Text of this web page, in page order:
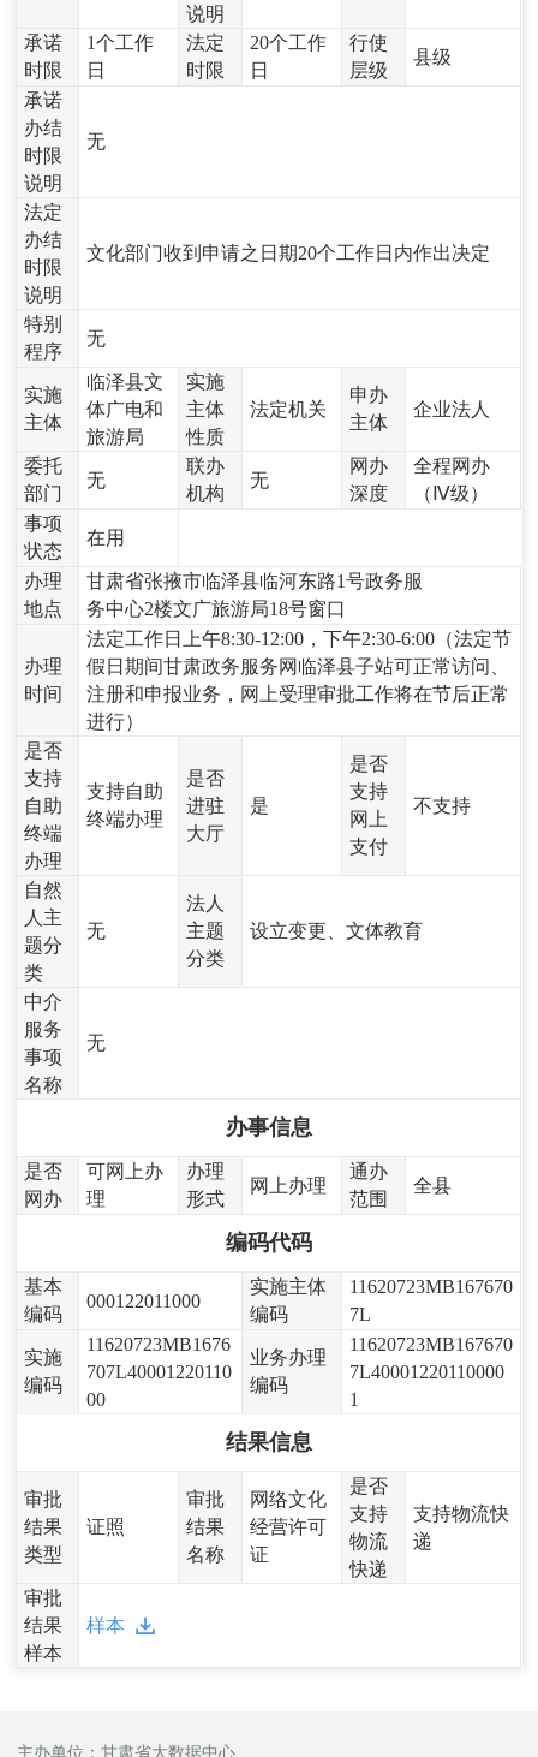
说明
承诺
时限
1个工作
日
法定
时限
20个工作
日
行使
层级
县级
承诺
办结
时限
说明
无
法定
办结
时限
说明
文化部门收到申请之日期20个工作日内作出决定
特别
程序
无
实施
主体
临泽县文
体广电和
旅游局
实施
主体
性质
法定机关
申办
主体
企业法人
委托
部门
无
联办
机构
无
网办
深度
全程网办
（Ⅳ级）
事项
状态
在用
办理
地点
甘肃省张掖市临泽县临河东路1号政务服
务中心2楼文广旅游局18号窗口
办理
时间
法定工作日上午8:30-12:00，下午2:30-6:00（法定节
假日期间甘肃政务服务网临泽县子站可正常访问、
注册和申报业务，网上受理审批工作将在节后正常
进行）
是否
支持
自助
终端
办理
支持自助
终端办理
是否
进驻
大厅
是
是否
支持
网上
支付
不支持
自然
人主
题分
类
无
法人
主题
分类
设立变更、文体教育
中介
服务
事项
名称
无
办事信息
是否
网办
可网上办
理
办理
形式
网上办理
通办
范围
全县
编码代码
基本
编码
000122011000
实施主体
编码
11620723MB167670
7L
实施
编码
11620723MB1676
707L40001220110
00
业务办理
编码
11620723MB167670
7L40001220110000
1
结果信息
审批
结果
类型
证照
审批
结果
名称
网络文化
经营许可
证
是否
支持
物流
快递
支持物流快
递
审批
结果
样本
样本
主办单位：甘肃省大数据中心